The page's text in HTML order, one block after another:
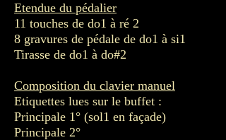
Etendue du pédalier
11 touches de do1 à ré 2
8 gravures de pédale de do1 à si1
Tirasse de do1 à do#2
Composition du clavier manuel
Etiquettes lues sur le buffet :
Principale 1° (sol1 en façade)
Principale 2°